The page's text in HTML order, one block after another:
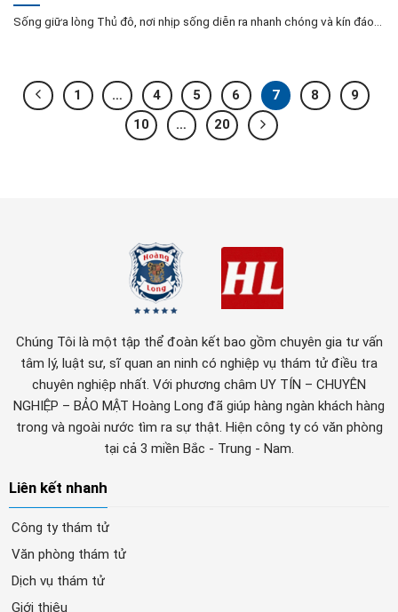
Sống giữa lòng Thủ đô, nơi nhịp sống diễn ra nhanh chóng và kín đáo...
1 … 4 5 6 7 8
9
10
… 20
Chúng Tôi là một tập thể đoàn kết bao gồm chuyên gia tư vấn
tâm lý, luật sư, sĩ quan an ninh có nghiệp vụ thám tử điều tra
chuyên nghiệp nhất. Với phương châm UY TÍN – CHUYÊN
NGHIỆP – BẢO MẬT Hoàng Long đã giúp hàng ngàn khách hàng
trong và ngoài nước tìm ra sự thật. Hiện công ty có văn phòng
tại cả 3 miền Bắc - Trung - Nam.
Liên kết nhanh
Công ty thám tử
Văn phòng thám tử
Dịch vụ thám tử
Giới thiệu